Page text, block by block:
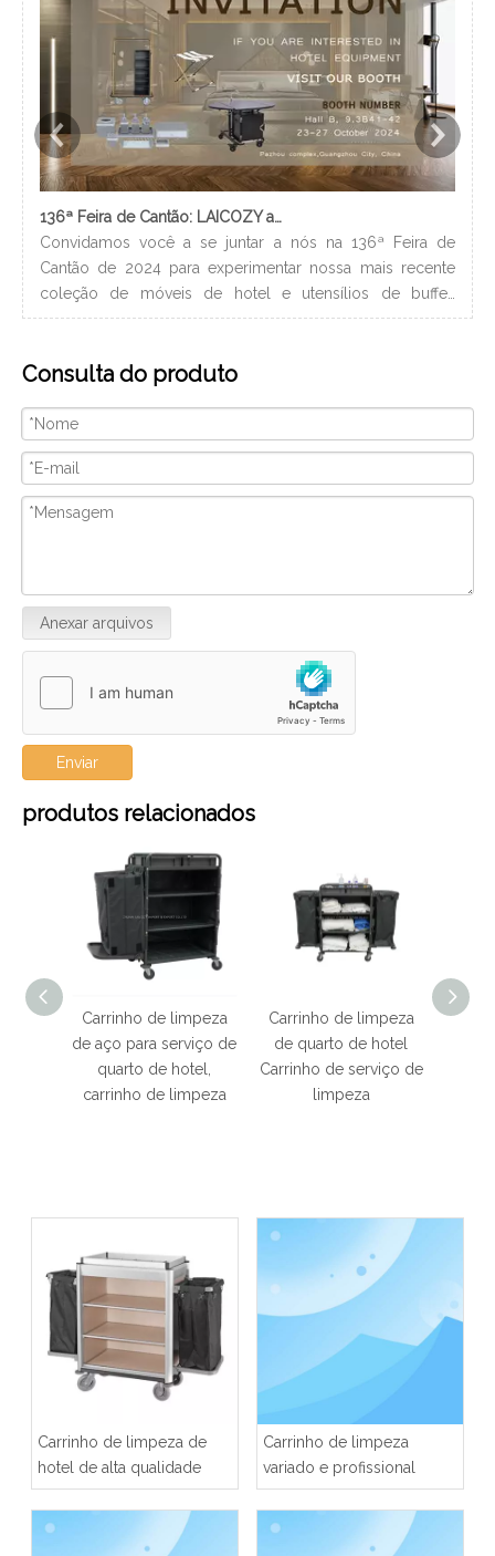
136ª Feira de Cantão: LAICOZY apresenta o futuro dos móveis para hotéis e utensílios de buffet
Convidamos você a se juntar a nós na 136ª Feira de
Cantão de 2024 para experimentar nossa mais recente
coleção de móveis de hotel e utensílios de buffet.
Estamos ansiosos para nos conectar com profissionais da
nossa paixão por artesanato de qualidade e design
Consulta do produto
Anexar arquivos
Enviar
produtos relacionados
Carrinho de limpeza
de aço para serviço de
quarto de hotel,
carrinho de limpeza
Carrinho de limpeza
de quarto de hotel
Carrinho de serviço de
limpeza
Carrinho de limpeza de
hotel de alta qualidade
Carrinho de limpeza
variado e profissional